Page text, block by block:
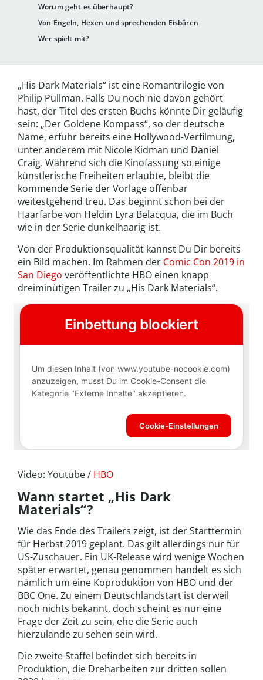
Worum geht es überhaupt?
Von Engeln, Hexen und sprechenden Eisbären
Wer spielt mit?
„His Dark Materials“ ist eine Romantrilogie von
Philip Pullman. Falls Du noch nie davon gehört
hast, der Titel des ersten Buchs könnte Dir geläufig
sein: „Der Goldene Kompass“, so der deutsche
Name, erfuhr bereits eine Hollywood-Verfilmung,
unter anderem mit Nicole Kidman und Daniel
Craig. Während sich die Kinofassung so einige
künstlerische Freiheiten erlaubte, bleibt die
kommende Serie der Vorlage offenbar
weitestgehend treu. Das beginnt schon bei der
Haarfarbe von Heldin Lyra Belacqua, die im Buch
wie in der Serie dunkelhaarig ist.
Von der Produktionsqualität kannst Du Dir bereits
ein Bild machen. Im Rahmen der Comic Con 2019 in
San Diego veröffentlichte HBO einen knapp
dreiminütigen Trailer zu „His Dark Materials“.
Video: Youtube / HBO
Wann startet „His Dark
Materials“?
Wie das Ende des Trailers zeigt, ist der Starttermin
für Herbst 2019 geplant. Das gilt allerdings nur für
US-Zuschauer. Ein UK-Release wird wenige Wochen
später erwartet, genau genommen handelt es sich
nämlich um eine Koproduktion von HBO und der
BBC One. Zu einem Deutschlandstart ist derweil
noch nichts bekannt, doch scheint es nur eine
Frage der Zeit zu sein, ehe die Serie auch
hierzulande zu sehen sein wird.
Die zweite Staffel befindet sich bereits in
Produktion, die Dreharbeiten zur dritten sollen